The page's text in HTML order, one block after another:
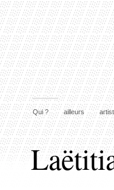
Qui ? ailleurs